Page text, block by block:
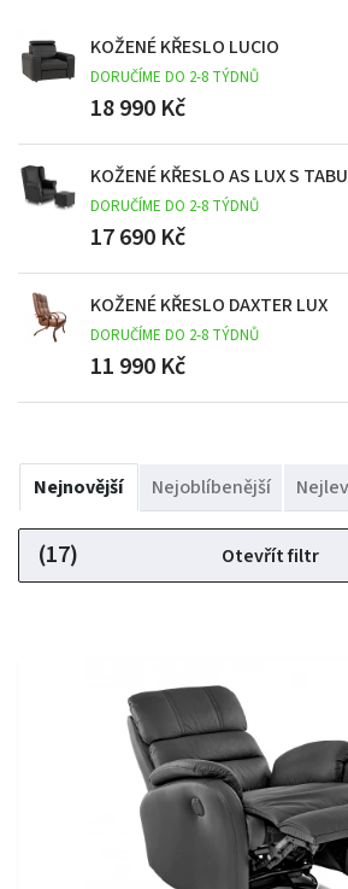
KOŽENÉ KŘESLO LUCIO
DORUČÍME DO 2-8 TÝDNŮ
18 990 Kč
KOŽENÉ KŘESLO AS LUX S
DORUČÍME DO 2-8 TÝDNŮ
17 690 Kč
KOŽENÉ KŘESLO DAXTER LUX
DORUČÍME DO 2-8 TÝDNŮ
11 990 Kč
Nejnovější Nejoblíbenější
(17) Otevřít filtr